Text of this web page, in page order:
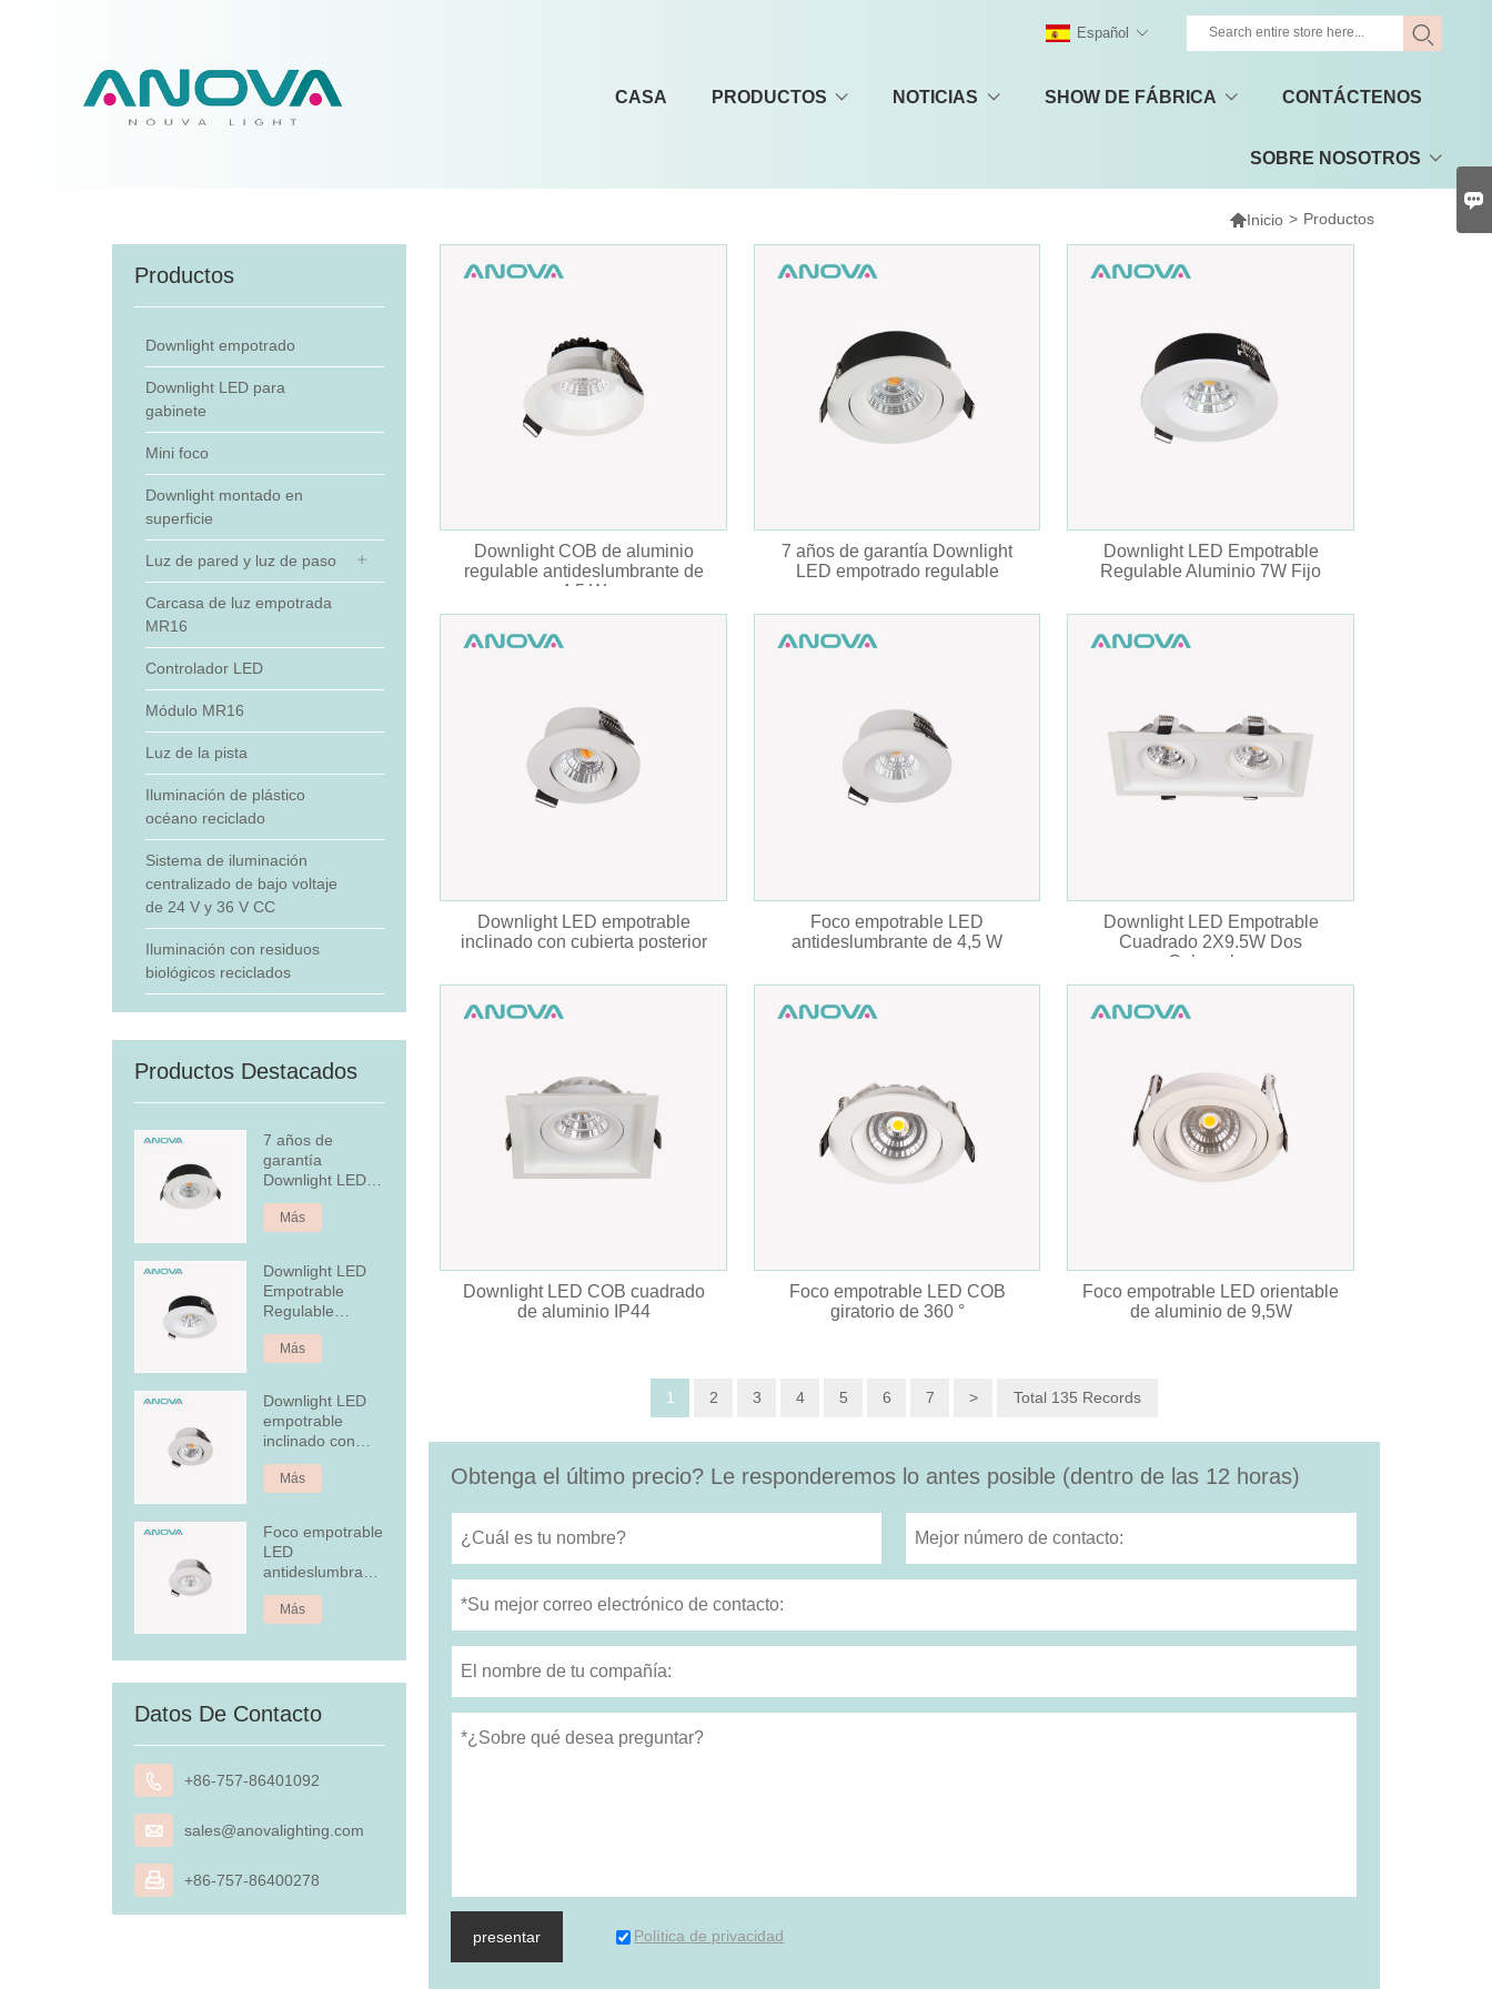
CASA PRODUCTOS NOTICIAS SHOW DE FÁBRICA CONTÁCTENOS
SOBRE NOSOTROS
Español
Inicio > Productos
Productos
Downlight empotrado
Downlight LED para
gabinete
Mini foco
Downlight montado en
superficie
Luz de pared y luz de paso
Carcasa de luz empotrada
MR16
Controlador LED
Módulo MR16
Luz de la pista
Iluminación de plástico
océano reciclado
Sistema de iluminación
centralizado de bajo voltaje
de 24 V y 36 V CC
Iluminación con residuos
biológicos reciclados
Productos Destacados
7 años de
garantía
Downlight LED
empotrado
regulable
Más
Downlight LED
Empotrable
Regulable
Aluminio 7W Fijo
Más
Downlight LED
empotrable
inclinado con
cubierta
posterior
Más
Foco empotrable
LED
antideslumbrante
de 4,5 W
Más
Datos De Contacto
 +86-757-86401092
 sales@anovalighting.com
 +86-757-86400278
Downlight COB de aluminio
regulable antideslumbrante de
4,5 W
7 años de garantía Downlight
LED empotrado regulable
Downlight LED Empotrable
Regulable Aluminio 7W Fijo
Downlight LED empotrable
inclinado con cubierta posterior
Foco empotrable LED
antideslumbrante de 4,5 W
Downlight LED Empotrable
Cuadrado 2X9.5W Dos
Cabezales
Downlight LED COB cuadrado
de aluminio IP44
Foco empotrable LED COB
giratorio de 360 ​​°
Foco empotrable LED orientable
de aluminio de 9,5W
1 2 3 4 5 6 7 > Total 135 Records
Obtenga el último precio? Le responderemos lo antes posible (dentro de las 12 horas)
presentar Política de privacidad
